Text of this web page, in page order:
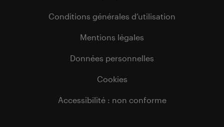
Conditions générales d’utilisation
Mentions légales
Données personnelles
Cookies
Accessibilité : non conforme